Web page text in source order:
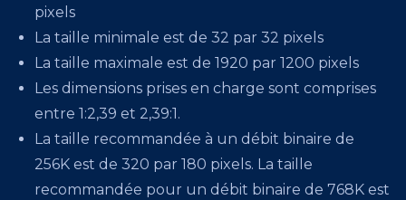
pixels
La taille minimale est de 32 par 32 pixels
La taille maximale est de 1920 par 1200 pixels
Les dimensions prises en charge sont comprises
entre 1:2,39 et 2,39:1.
La taille recommandée à un débit binaire de
256K est de 320 par 180 pixels. La taille
recommandée pour un débit binaire de 768K est